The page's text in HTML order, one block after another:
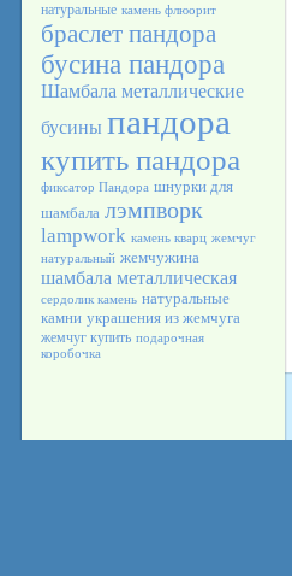
натуральные камень флюорит
браслет пандора
бусина пандора
Шамбала металлические
бусины пандора
купить пандора
фиксатор Пандора шнурки для
шамбала лэмпворк
lampwork камень кварц жемчуг
натуральный жемчужина
шамбала металлическая
сердолик камень натуральные
камни украшения из жемчуга
жемчуг купить подарочная
коробочка